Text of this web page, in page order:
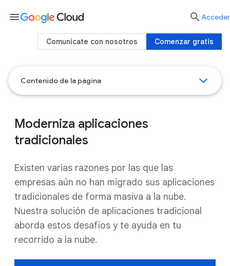
Contenido de la página
Moderniza aplicaciones
tradicionales
Existen varias razones por las que las
empresas aún no han migrado sus aplicaciones
tradicionales de forma masiva a la nube.
Nuestra solución de aplicaciones tradicional
aborda estos desafíos y te ayuda en tu
recorrido a la nube.
menu  Acceder
Comenzar gratis
Comunícate con nosotros